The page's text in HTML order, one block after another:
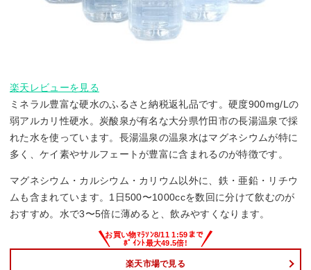
楽天レビューを見る
ミネラル豊富な硬水のふるさと納税返礼品です。硬度900mg/Lの
弱アルカリ性硬水。炭酸泉が有名な大分県竹田市の長湯温泉で採
れた水を使っています。長湯温泉の温泉水はマグネシウムが特に
多く、ケイ素やサルフェートが豊富に含まれるのが特徴です。
マグネシウム・カルシウム・カリウム以外に、鉄・亜鉛・リチウ
ムも含まれています。1日500〜1000ccを数回に分けて飲むのが
おすすめ。水で3〜5倍に薄めると、飲みやすくなります。
楽天市場で見る